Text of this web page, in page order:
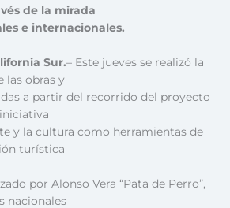
de la mirada
e internacionales.
Sur.– Este jueves se realizó la
las obras y
a partir del recorrido del proyecto
iniciativa
y la cultura como herramientas de
turística
por Alonso Vera “Pata de Perro”,
nacionales